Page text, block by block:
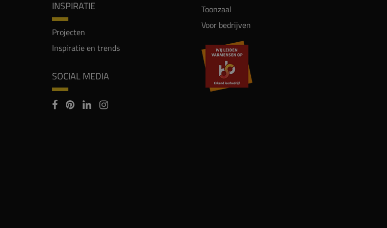
INSPIRATIE
Projecten
Inspiratie en trends
SOCIAL MEDIA
Toonzaal
Voor bedrijven